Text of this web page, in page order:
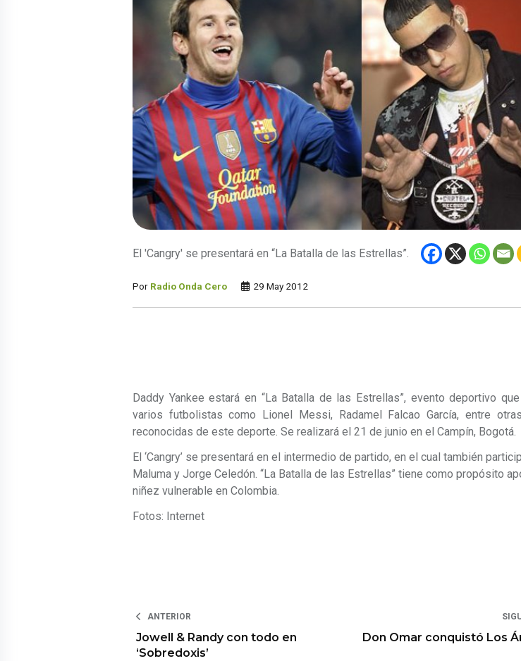
El 'Cangry' se presentará en “La Batalla de las Estrellas”.
Por Radio Onda Cero 29 May 2012
Daddy Yankee estará en “La Batalla de las Estrellas”, evento deportivo
varios futbolistas como Lionel Messi, Radamel Falcao García, entre
reconocidas de este deporte. Se realizará el 21 de junio en el Campín, Bogotá.
El ‘Cangry’ se presentará en el intermedio de partido, en el cual también
Maluma y Jorge Celedón. “La Batalla de las Estrellas” tiene como propósito
niñez vulnerable en Colombia.
Fotos: Internet
ANTERIOR
Jowell & Randy con todo en
‘Sobredoxis’
Don Omar conquistó Los